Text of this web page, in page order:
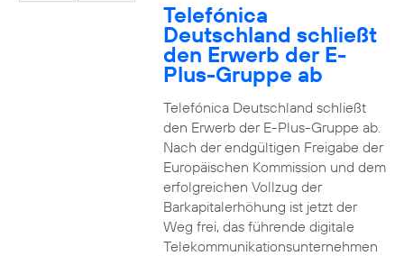
Telefónica
Deutschland schließt
den Erwerb der E-
Plus-Gruppe ab
Telefónica Deutschland schließt
den Erwerb der E-Plus-Gruppe ab.
Nach der endgültigen Freigabe der
Europäischen Kommission und dem
erfolgreichen Vollzug der
Barkapitalerhöhung ist jetzt der
Weg frei, das führende digitale
Telekommunikationsunternehmen